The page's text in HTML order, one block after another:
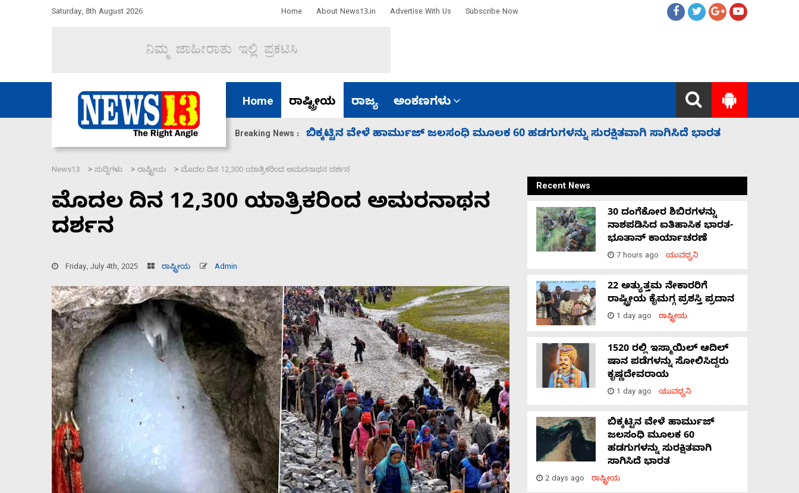
Saturday, 8th August 2026 Home About News13.in Advertise With Us Subscribe Now
Home ರಾಷ್ಟ್ರೀಯ ರಾಜ್ಯ ಅಂಕಣಗಳು
Breaking News :
ಮೂಲಕ 60 ಹಡಗುಗಳನ್ನು ಸುರಕ್ಷಿತವಾಗಿ ಸಾಗಿಸಿದೆ ಭಾರತ ನಾಗೇಂದ್ರ ರಾಜೀನಾಮೆ ಕೊಡದಿದ್ದರೆ ಸದನ ನಡೆಸಲು ಬಿಡೆವು: ಛಲವಾದಿ ನಾರಾಯಣಸ್ವಾಮಿ
Home
News13 > ಸುದ್ದಿಗಳು > ರಾಷ್ಟ್ರೀಯ > ಮೊದಲ ದಿನ 12,300 ಯಾತ್ರಿಕರಿಂದ ಅಮರನಾಥನ ದರ್ಶನ
ಮೊದಲ ದಿನ 12,300 ಯಾತ್ರಿಕರಿಂದ ಅಮರನಾಥನ
ದರ್ಶನ
Friday, July 4th, 2025 ರಾಷ್ಟ್ರೀಯ Admin
Recent News
30 ದಂಗೆಕೋರ ಶಿಬಿರಗಳನ್ನು
ನಾಶಪಡಿಸಿದ ಐತಿಹಾಸಿಕ ಭಾರತ-
ಭೂತಾನ್ ಕಾರ್ಯಾಚರಣೆ
7 hours ago ಯುವಧ್ವನಿ
22 ಅತ್ಯುತ್ತಮ ನೇಕಾರರಿಗೆ
ರಾಷ್ಟ್ರೀಯ ಕೈಮಗ್ಗ ಪ್ರಶಸ್ತಿ ಪ್ರದಾನ
1 day ago ರಾಷ್ಟ್ರೀಯ
1520 ರಲ್ಲಿ ಇಸ್ಮಾಯಿಲ್ ಆದಿಲ್
ಷಾನ ಪಡೆಗಳನ್ನು ಸೋಲಿಸಿದ್ದರು
ಕೃಷ್ಣದೇವರಾಯ
1 day ago ಯುವಧ್ವನಿ
ಬಿಕ್ಕಟ್ಟಿನ ವೇಳೆ ಹಾರ್ಮುಜ್
ಜಲಸಂಧಿ ಮೂಲಕ 60
ಹಡಗುಗಳನ್ನು ಸುರಕ್ಷಿತವಾಗಿ
ಸಾಗಿಸಿದೆ ಭಾರತ
2 days ago ರಾಷ್ಟ್ರೀಯ